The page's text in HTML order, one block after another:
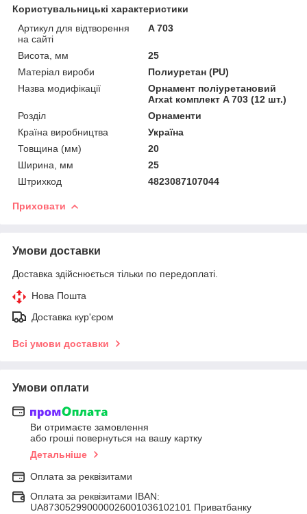
Користувальницькі характеристики
Артикул для відтворення
на сайті
A 703
Висота, мм
25
Матеріал вироби
Полиуретан (PU)
Назва модифікації
Орнамент поліуретановий
Arxat комплект A 703 (12 шт.)
Розділ
Орнаменти
Країна виробництва
Україна
Товщина (мм)
20
Ширина, мм
25
Штрихкод
4823087107044
Приховати
Умови доставки
Доставка здійснюється тільки по передоплаті.
Нова Пошта
Доставка кур'єром
Всі умови доставки
Умови оплати
Ви отримаєте замовлення
або гроші повернуться на вашу картку
Детальніше
Оплата за реквізитами
Оплата за реквізитами IBAN:
UA873052990000026001036102101 Приватбанку